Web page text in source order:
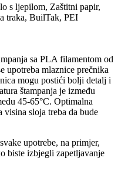
s ljepilom, Zaštitni papir,
traka, BuilTak, PEI
sa PLA filamentom od
upotreba mlaznice prečnika
mogu postići bolji detalj i
štampanja je između
45-65°C. Optimalna
visina sloja treba da bude
upotrebe, na primjer,
biste izbjegli zapetljavanje